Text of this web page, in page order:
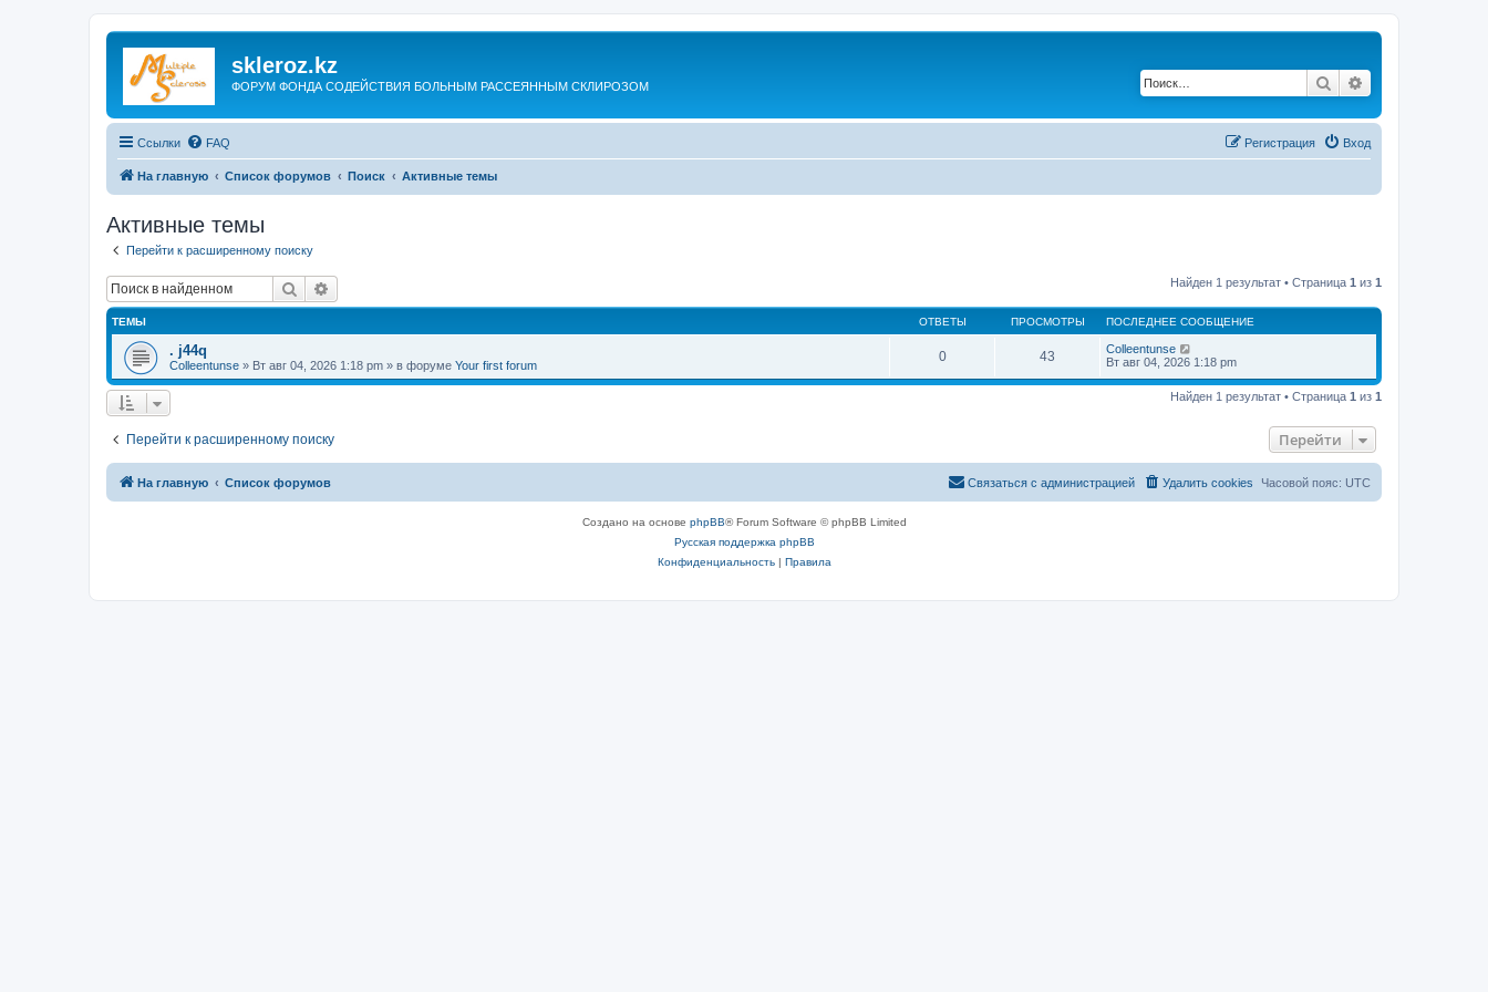
skleroz.kz
ФОРУМ ФОНДА СОДЕЙСТВИЯ БОЛЬНЫМ РАССЕЯННЫМ СКЛИРОЗОМ Поиск
Ссылки FAQ Вход
Регистрация
На главную Список форумов Поиск Активные темы
Активные темы
Перейти к расширенному поиску
Поиск Найден 1 результат • Страница 1 из 1
ТЕМЫ ОТВЕТЫ ПРОСМОТРЫ ПОСЛЕДНЕЕ СООБЩЕНИЕ
. j44q
Colleentunse » Вт авг 04, 2026 1:18 pm » в форуме Your first forum
0 43
Colleentunse
Вт авг 04, 2026 1:18 pm
Найден 1 результат • Страница 1 из 1
Перейти к расширенному поиску Перейти
На главную Список форумов Часовой пояс: UTC
Удалить cookies
Связаться с администрацией
Создано на основе phpBB® Forum Software © phpBB Limited
Русская поддержка phpBB
Конфиденциальность| Правила